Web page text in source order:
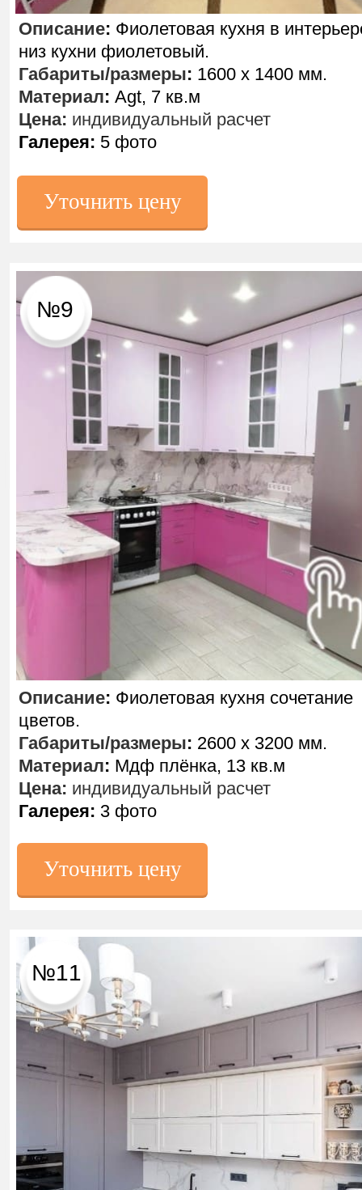
Уточнить цену
№11
№9
Уточнить цену
Описание: Фиолетовая кухня сочетание
цветов.
Габариты/размеры: 2600 х 3200 мм.
Материал: Мдф плёнка, 13 кв.м
Цена: индивидуальный расчет
Галерея: 3 фото
Описание: Фиолетовая кухня в
низ кухни фиолетовый.
Габариты/размеры: 1600 х 1400 мм.
Материал: Agt, 7 кв.м
Цена: индивидуальный расчет
Галерея: 5 фото